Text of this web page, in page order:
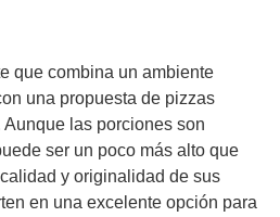
que combina un ambiente
una propuesta de pizzas
las porciones son
ser un poco más alto que
y originalidad de sus
en una excelente opción para